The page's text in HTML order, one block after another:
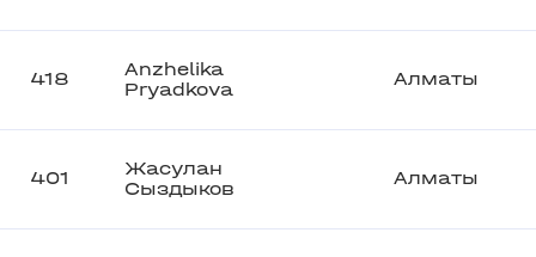
418
Anzhelika
Pryadkova
Алматы
401
Жасулан
Сыздыков
Алматы